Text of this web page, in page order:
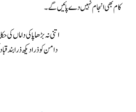
کام بھی انجام نہیں دے پائیں گے۔
اتنی نہ بڑھا پاکی داماں کی
دامن کو ذرا دیکھ ذرا بند